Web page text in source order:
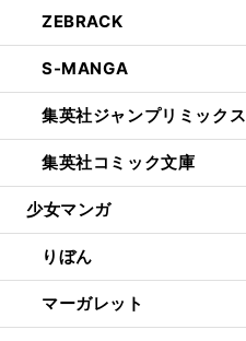
ZEBRACK
S-MANGA
集英社ジャンプリミックス
集英社コミック文庫
少女マンガ
りぼん
マーガレット